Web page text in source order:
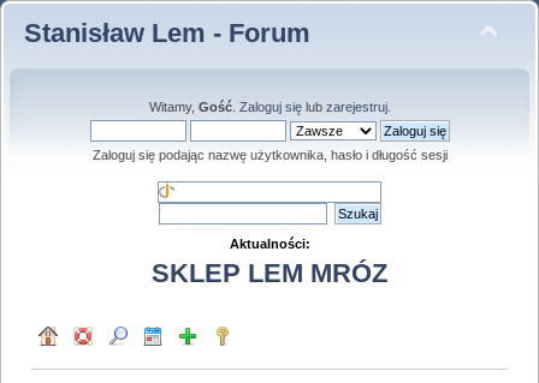
Stanisław Lem - Forum
Witamy, Gość. Zaloguj sięlub zarejestruj.
Zaloguj się podając nazwę użytkownika, hasło i długość sesji
Aktualności:
SKLEP LEM MRÓZ